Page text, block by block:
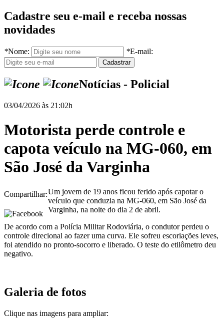
Cadastre seu e-mail e receba nossas
novidades
*Nome: *E-mail:
Notícias - Policial
03/04/2026 às 21:02h
Motorista perde controle e
capota veículo na MG-060, em
São José da Varginha
Compartilhar:Um jovem de 19 anos ficou ferido após capotar o
veículo que conduzia na MG-060, em São José da
Varginha, na noite do dia 2 de abril.
De acordo com a Polícia Militar Rodoviária, o condutor perdeu o
controle direcional ao fazer uma curva. Ele sofreu escoriações leves,
foi atendido no pronto-socorro e liberado. O teste do etilômetro deu
negativo.
Galeria de fotos
Clique nas imagens para ampliar: